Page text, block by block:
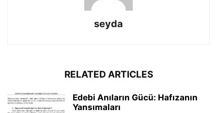
seyda
RELATED ARTICLES
Edebi Anıların Gücü: Hafızanın
Yansımaları